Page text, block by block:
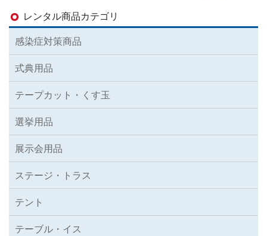
レンタル商品カテゴリ
感染症対策商品
式典用品
テープカット・くす玉
選挙用品
展示会用品
ステージ・トラス
テント
テーブル・イス